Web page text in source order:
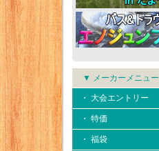
▼ メーカーメニュー
・ 大会エントリー
・ 特価
・ 福袋